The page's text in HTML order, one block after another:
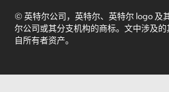
© 英特尔公司，英特尔、英特尔 logo 及
尔公司或其分支机构的商标。文中涉及
自所有者资产。